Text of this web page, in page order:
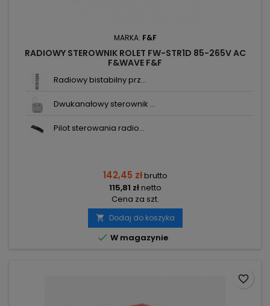
MARKA: F&F
RADIOWY STEROWNIK ROLET FW-STR1D 85-265V AC
F&WAVE F&F
Radiowy bistabilny prz...
Dwukanałowy sterownik ...
Pilot sterowania radio...
142,45 złbrutto
115,81 złnetto
Cena za szt.
 Dodaj do koszyka
 W magazynie
favorite_border